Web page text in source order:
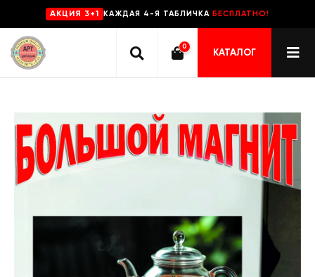
AKЦИЯ 3+1 КАЖДАЯ 4-Я ТАБЛИЧКА БЕСПЛАТНО!
0
КАТАЛОГ